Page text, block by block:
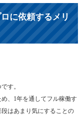
に依頼するメリ
す。
、1年を通してフル稼働す
はあまり気にすることの